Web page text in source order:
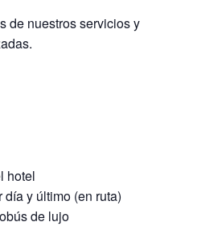
de nuestros servicios y
hotel
y último (en ruta)
de lujo